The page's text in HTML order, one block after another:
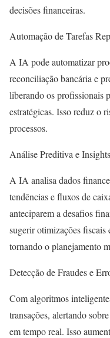
decisões financeiras.
Automação de Tarefas
A IA pode automatizar
reconciliação bancária e
liberando os profissionais
estratégicas. Isso reduz o
processos.
Análise Preditiva e
A IA analisa dados
tendências e fluxos de
anteciparem a desafios
sugerir otimizações fiscais
tornando o planejamento
Detecção de Fraudes e
Com algoritmos
transações, alertando
em tempo real. Isso